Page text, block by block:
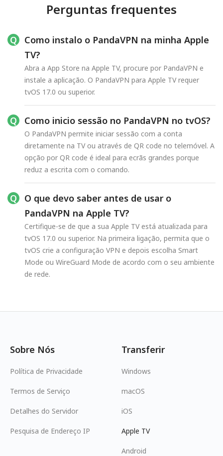
Perguntas frequentes
Como instalo o PandaVPN na minha Apple
TV?
Abra a App Store na Apple TV, procure por PandaVPN e
instale a aplicação. O PandaVPN para Apple TV requer
tvOS 17.0 ou superior.
Como inicio sessão no PandaVPN no tvOS?
O PandaVPN permite iniciar sessão com a conta
diretamente na TV ou através de QR code no telemóvel. A
opção por QR code é ideal para ecrãs grandes porque
reduz a escrita com o comando.
O que devo saber antes de usar o
PandaVPN na Apple TV?
Certifique-se de que a sua Apple TV está atualizada para
tvOS 17.0 ou superior. Na primeira ligação, permita que o
tvOS crie a configuração VPN e depois escolha Smart
Mode ou WireGuard Mode de acordo com o seu ambiente
de rede.
Sobre Nós
Política de Privacidade
Termos de Serviço
Detalhes do Servidor
Pesquisa de Endereço IP
Transferir
Windows
macOS
iOS
Apple TV
Android